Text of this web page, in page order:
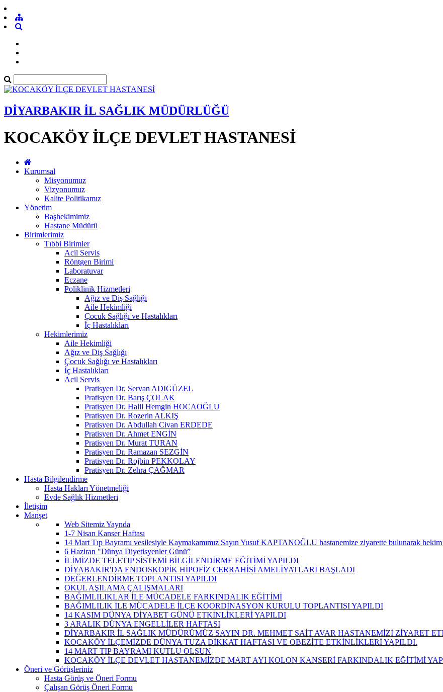
DİYARBAKIR İL SAĞLIK MÜDÜRLÜĞÜ
KOCAKÖY İLÇE DEVLET HASTANESİ
Kurumsal
Misyonumuz
Vizyonumuz
Kalite Politikamız
Yönetim
Başhekimimiz
Hastane Müdürü
Birimlerimiz
Tıbbi Birimler
Acil Servis
Röntgen Birimi
Laboratuvar
Eczane
Poliklinik Hizmetleri
Ağız ve Diş Sağlığı
Aile Hekimliği
Çocuk Sağlığı ve Hastalıkları
İç Hastalıkları
Hekimlerimiz
Aile Hekimliği
Ağız ve Diş Sağlığı
Çocuk Sağlığı ve Hastalıkları
İç Hastalıkları
Acil Servis
Pratisyen Dr. Servan ADIGÜZEL
Pratisyen Dr. Barış ÇOLAK
Pratisyen Dr. Halil Hemgin HOCAOĞLU
Pratisyen Dr. Rozerin ALKIŞ
Pratisyen Dr. Abdullah Civan ERDEDE
Pratisyen Dr. Ahmet ENGİN
Pratisyen Dr. Murat TURAN
Pratisyen Dr. Ramazan SEZGİN
Pratisyen Dr. Rojbin PEKKOLAY
Pratisyen Dr. Zehra ÇAĞMAR
Hasta Bilgilendirme
Hasta Hakları Yönetmeliği
Evde Sağlık Hizmetleri
İletişim
Manşet
Web Sitemiz Yaynda
1-7 Nisan Kanser Haftası
14 Mart Tıp Bayramı vesilesiyle Kaymakamımız Sayın Yusuf KAPTANOĞLU hastanemize ziyarette bulunarak hekim
6 Haziran "Dünya Diyetisyenler Günü”
İLİMİZDE TELETIP SİSTEMİ BİLGİLENDİRME EĞİTİMİ YAPILDI
DİYABAKIR'DA ENDOSKOPİK HİPOFİZ CERRAHİSİ AMELİYATLARI BAŞLADI
DEĞERLENDİRME TOPLANTISI YAPILDI
OKUL AŞILAMA ÇALIŞMALARI
BAĞIMLILIKLAR İLE MÜCADELE FARKINDALIK EĞİTİMİ
BAĞIMLILIK İLE MÜCADELE İLÇE KOORDİNASYON KURULU TOPLANTISI YAPILDI
14 KASIM DÜNYA DİYABET GÜNÜ ETKİNLİKLERİ YAPILDI
3 ARALIK DÜNYA ENGELLİLER HAFTASI
DİYARBAKIR İL SAĞLIK MÜDÜRÜMÜZ SAYIN DR. MEHMET SAİT AVAR HASTANEMİZİ ZİYARET
KOCAKÖY İLÇEMİZDE DÜNYA TUZA DİKKAT HAFTASI VE OBEZİTE ETKİNLİKLERİ YAPILDI.
14 MART TIP BAYRAMI KUTLU OLSUN
KOCAKÖY İLÇE DEVLET HASTANEMİZDE MART AYI KOLON KANSERİ FARKINDALIK EĞİTİMİ
Öneri ve Görüşleriniz
Hasta Görüş ve Öneri Formu
Çalışan Görüş Öneri Formu